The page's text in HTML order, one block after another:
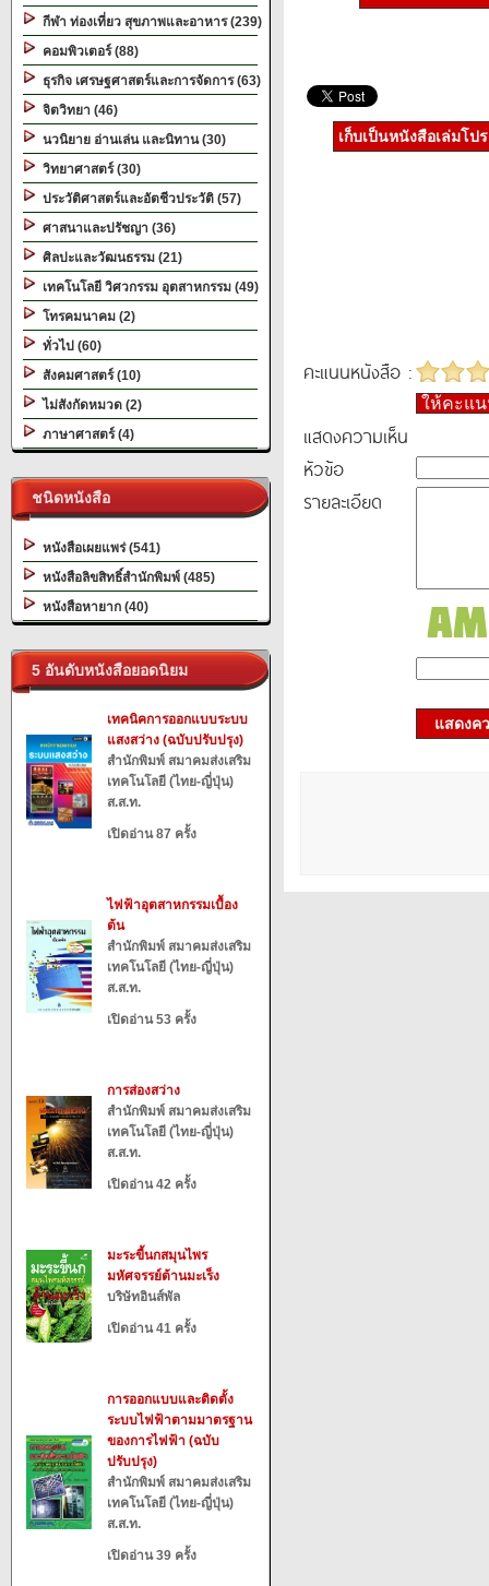
กีฬา ท่องเที่ยว สุขภาพและอาหาร (239)
คอมพิวเตอร์ (88)
ธุรกิจ เศรษฐศาสตร์และการจัดการ (63)
จิตวิทยา (46)
นวนิยาย อ่านเล่น และนิทาน (30)
วิทยาศาสตร์ (30)
ประวัติศาสตร์และอัตชีวประวัติ (57)
ศาสนาและปรัชญา (36)
ศิลปะและวัฒนธรรม (21)
เทคโนโลยี วิศวกรรม อุตสาหกรรม (49)
โทรคมนาคม (2)
ทั่วไป (60)
สังคมศาสตร์ (10)
ไม่สังกัดหมวด (2)
ภาษาศาสตร์ (4)
ชนิดหนังสือ
หนังสือเผยแพร่ (541)
หนังสือลิขสิทธิ์สำนักพิมพ์ (485)
หนังสือหายาก (40)
5 อันดับหนังสือยอดนิยม
เทคนิคการออกแบบระบบ
แสงสว่าง (ฉบับปรับปรุง)
สำนักพิมพ์ สมาคมส่งเสริม
เทคโนโลยี (ไทย-ญี่ปุ่น)
ส.ส.ท.
เปิดอ่าน 87 ครั้ง
ไฟฟ้าอุตสาหกรรมเบื้อง
ต้น
สำนักพิมพ์ สมาคมส่งเสริม
เทคโนโลยี (ไทย-ญี่ปุ่น)
ส.ส.ท.
เปิดอ่าน 53 ครั้ง
การส่องสว่าง
สำนักพิมพ์ สมาคมส่งเสริม
เทคโนโลยี (ไทย-ญี่ปุ่น)
ส.ส.ท.
เปิดอ่าน 42 ครั้ง
มะระขี้นกสมุนไพร
มหัศจรรย์ต้านมะเร็ง
บริษัทอินส์พัล
เปิดอ่าน 41 ครั้ง
การออกแบบและติดตั้ง
ระบบไฟฟ้าตามมาตรฐาน
ของการไฟฟ้า (ฉบับ
ปรับปรุง)
สำนักพิมพ์ สมาคมส่งเสริม
เทคโนโลยี (ไทย-ญี่ปุ่น)
ส.ส.ท.
เปิดอ่าน 39 ครั้ง
เก็บเป็นหนังสือเล่มโป
คะแนนหนังสือ :
ให้คะแ
แสดงความเห็น
หัวข้อ
รายละเอียด
แสดงค